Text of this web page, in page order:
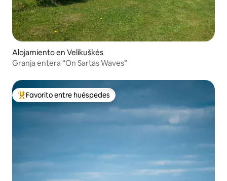
Alojamiento en Velikuškės
Granja entera “On Sartas Waves”
Favorito entre los huéspedes más destacados
Favorito entre huéspedes